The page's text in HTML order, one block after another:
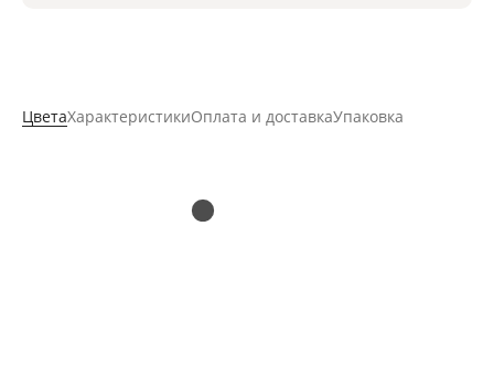
ЦветаХарактеристикиОплата и доставкаУпаковка